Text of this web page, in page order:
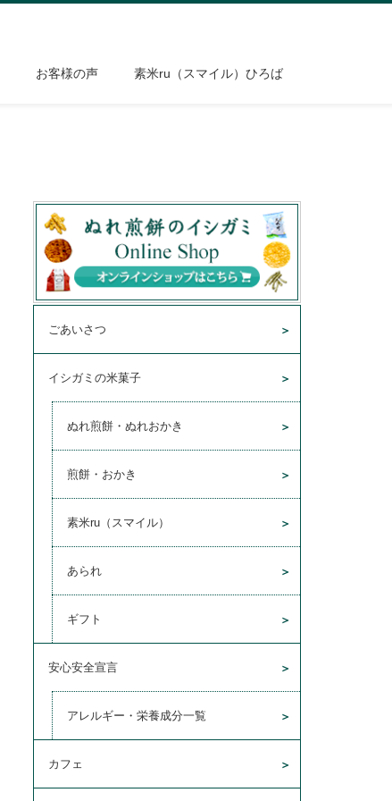
お客様の声 素米ru（スマイル）ひろば
ごあいさつ
イシガミの米菓子
ぬれ煎餅・ぬれおかき
煎餅・おかき
素米ru（スマイル）
あられ
ギフト
安心安全宣言
アレルギー・栄養成分一覧
カフェ